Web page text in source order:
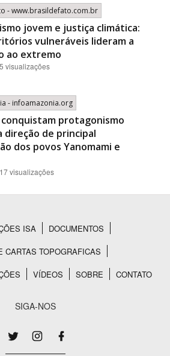
- www.brasildefato.com.br
jovem e justiça climática:
vulneráveis lideram a
ao extremo
visualizações
- infoamazonia.org
protagonismo
direção de principal
dos povos Yanomami e
visualizações
ISA
DOCUMENTOS
CARTAS TOPOGRAFICAS
VÍDEOS SOBRE CONTATO
SIGA-NOS